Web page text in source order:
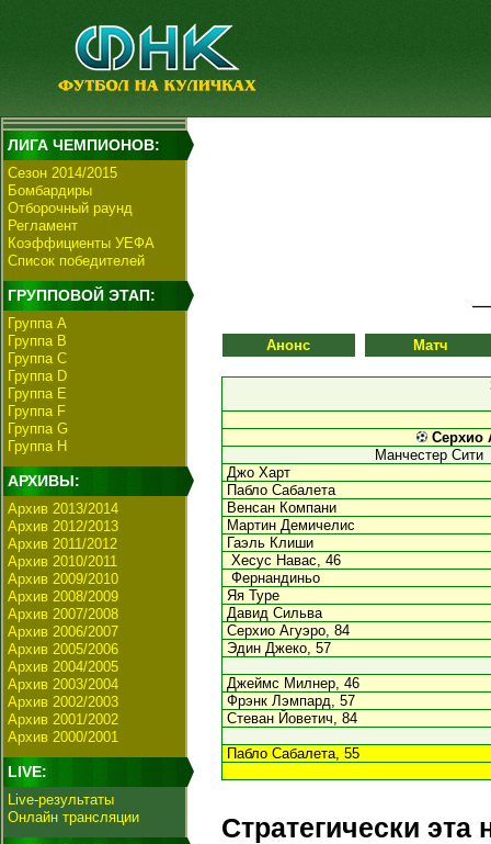
ЛИГА ЧЕМПИОНОВ:
Сезон 2014/2015
Бомбардиры
Отборочный раунд
Регламент
Коэффициенты УЕФА
Список победителей
ГРУППОВОЙ ЭТАП:
Группа А
Группа В
Группа C
Группа D
Группа E
Группа F
Группа G
Группа H
АРХИВЫ:
Архив 2013/2014
Архив 2012/2013
Архив 2011/2012
Архив 2010/2011
Архив 2009/2010
Архив 2008/2009
Архив 2007/2008
Архив 2006/2007
Архив 2005/2006
Архив 2004/2005
Архив 2003/2004
Архив 2002/2003
Архив 2001/2002
Архив 2000/2001
LIVE:
Live-результаты
Онлайн трансляции
Анонс Матч
Серхио
Манчестер Сити
Джо Харт
Пабло Сабалета
Венсан Компани
Мартин Демичелис
Гаэль Клиши
Хесус Навас, 46
Фернандиньо
Яя Туре
Давид Сильва
Серхио Агуэро, 84
Эдин Джеко, 57
Джеймс Милнер, 46
Фрэнк Лэмпард, 57
Стеван Йоветич, 84
Пабло Сабалета, 55
Стратегически эта